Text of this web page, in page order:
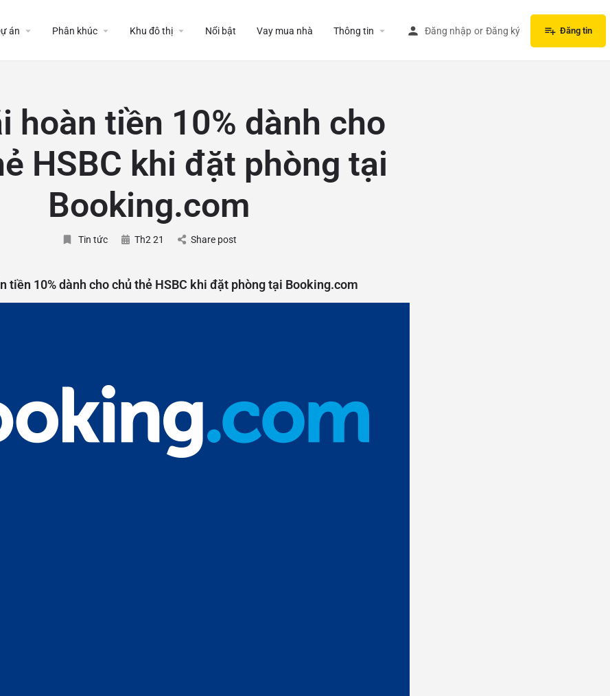
án Phân khúc Khu đô thị Nổi bật Vay mua nhà Thông tin Đăng nhập or Đăng ký Đăng tin
hoàn tiền 10% dành cho
HSBC khi đặt phòng tại
Booking.com
Tin tức Th2 21 Share post
tiền 10% dành cho chủ thẻ HSBC khi đặt phòng tại Booking.com